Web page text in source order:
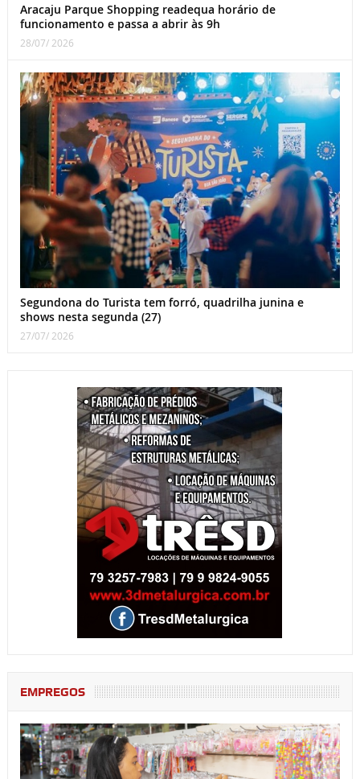
Aracaju Parque Shopping readequa horário de
funcionamento e passa a abrir às 9h
28/07/ 2026
Segundona do Turista tem forró, quadrilha junina e
shows nesta segunda (27)
27/07/ 2026
EMPREGOS